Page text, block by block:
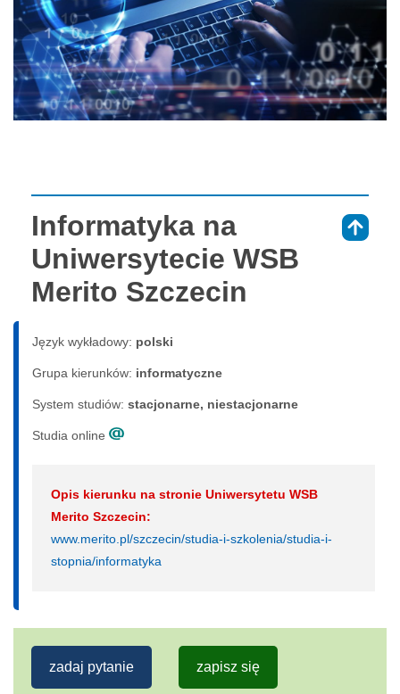
Informatyka na
Uniwersytecie WSB
Merito Szczecin
Język wykładowy: polski
Grupa kierunków: informatyczne
System studiów: sta­cjo­nar­ne, nie­sta­cjo­nar­ne
Studia online
Opis kierunku na stronie Uniwersytetu WSB
Merito Szczecin:
www.merito.pl/szczecin/studia-i-szkolenia/studia-i-
stopnia/informatyka
zadaj pytanie zapisz się